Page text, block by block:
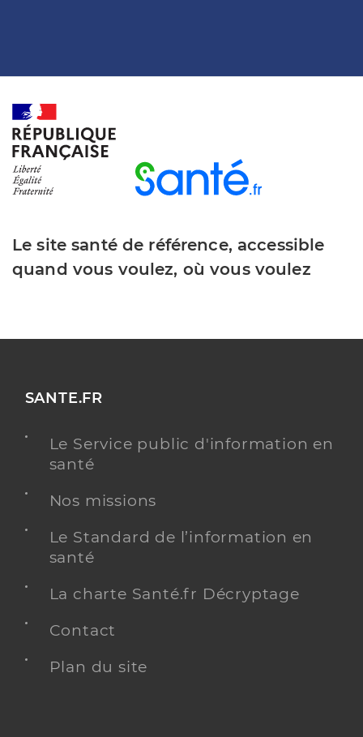
Le site santé de référence, accessible
quand vous voulez, où vous voulez
SANTE.FR
Le Service public d'information en
santé
Nos missions
Le Standard de l’information en
santé
La charte Santé.fr Décryptage
Contact
Plan du site